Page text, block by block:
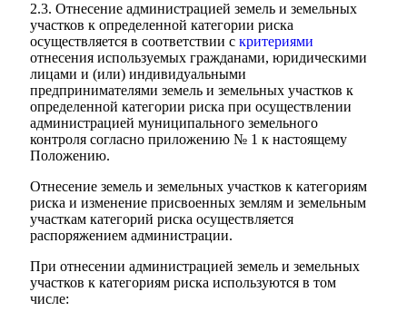
2.3. Отнесение администрацией земель и земельных
участков к определенной категории риска
осуществляется в соответствии с критериями
отнесения используемых гражданами, юридическими
лицами и (или) индивидуальными
предпринимателями земель и земельных участков к
определенной категории риска при осуществлении
администрацией муниципального земельного
контроля согласно приложению № 1 к настоящему
Положению.
Отнесение земель и земельных участков к категориям
риска и изменение присвоенных землям и земельным
участкам категорий риска осуществляется
распоряжением администрации.
При отнесении администрацией земель и земельных
участков к категориям риска используются в том
числе: